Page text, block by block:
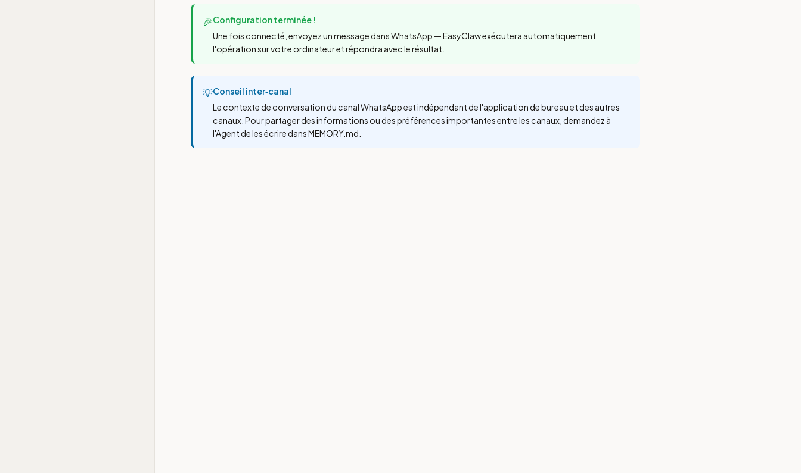
🎉Configuration terminée !
Une fois connecté, envoyez un message dans WhatsApp — EasyClaw exécutera automatiquement
l'opération sur votre ordinateur et répondra avec le résultat.
💡Conseil inter‑canal
Le contexte de conversation du canal WhatsApp est indépendant de l'application de bureau et des autres
canaux. Pour partager des informations ou des préférences importantes entre les canaux, demandez à
l'Agent de les écrire dans MEMORY.md.